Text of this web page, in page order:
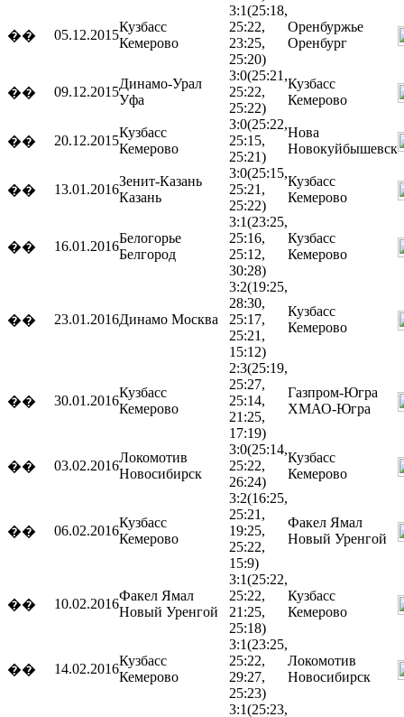
�� 05.12.2015
Кузбасс
Кемерово
3:1(25:18,
25:22,
23:25,
25:20)
Оренбуржье
Оренбург
�� 09.12.2015
Динамо-Урал
Уфа
3:0(25:21,
25:22,
25:22)
Кузбасс
Кемерово
�� 20.12.2015
Кузбасс
Кемерово
3:0(25:22,
25:15,
25:21)
Нова
Новокуйбышевск
�� 13.01.2016
Зенит-Казань
Казань
3:0(25:15,
25:21,
25:22)
Кузбасс
Кемерово
�� 16.01.2016
Белогорье
Белгород
3:1(23:25,
25:16,
25:12,
30:28)
Кузбасс
Кемерово
�� 23.01.2016Динамо Москва
3:2(19:25,
28:30,
25:17,
25:21,
15:12)
Кузбасс
Кемерово
�� 30.01.2016
Кузбасс
Кемерово
2:3(25:19,
25:27,
25:14,
21:25,
17:19)
Газпром-Югра
ХМАО-Югра
�� 03.02.2016
Локомотив
Новосибирск
3:0(25:14,
25:22,
26:24)
Кузбасс
Кемерово
�� 06.02.2016
Кузбасс
Кемерово
3:2(16:25,
25:21,
19:25,
25:22,
15:9)
Факел Ямал
Новый Уренгой
�� 10.02.2016
Факел Ямал
Новый Уренгой
3:1(25:22,
25:22,
21:25,
25:18)
Кузбасс
Кемерово
�� 14.02.2016
Кузбасс
Кемерово
3:1(23:25,
25:22,
29:27,
25:23)
Локомотив
Новосибирск
3:1(25:23,